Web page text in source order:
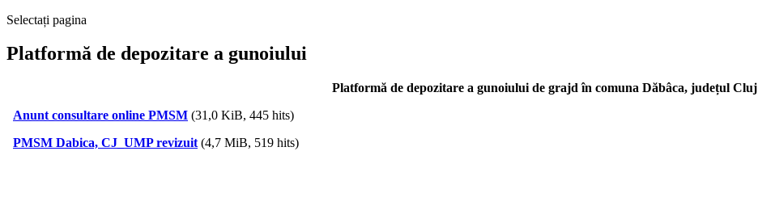
Selectați pagina
Platformă de depozitare a gunoiului
Platformă de depozitare a gunoiului de grajd în comuna Dăbâca, județul Cluj
Anunt consultare online PMSM (31,0 KiB, 445 hits)
PMSM Dabica, CJ_UMP revizuit (4,7 MiB, 519 hits)